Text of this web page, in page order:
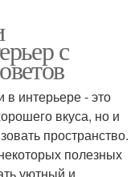
с
интерьере - это
вкуса, но и
пространство.
полезных
уютный и